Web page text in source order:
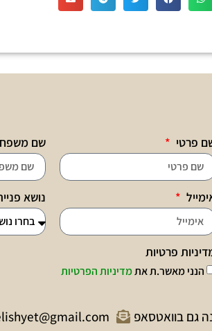
פרטי שם
נושא
פרטיות
הנני מאשר.ת אתמדיניות הפרטיות
גם בוואטסאפ